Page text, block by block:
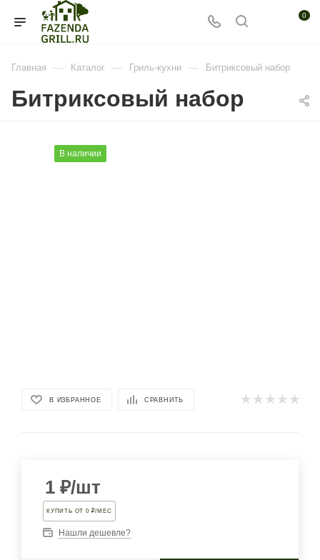
0
Главная — Каталог — Гриль-кухни — Битриксовый набор
Битриксовый набор
В наличии
В ИЗБРАННОЕ СРАВНИТЬ
1 ₽/шт
КУПИТЬ ОТ 0 ₽/МЕС
Нашли дешевле?